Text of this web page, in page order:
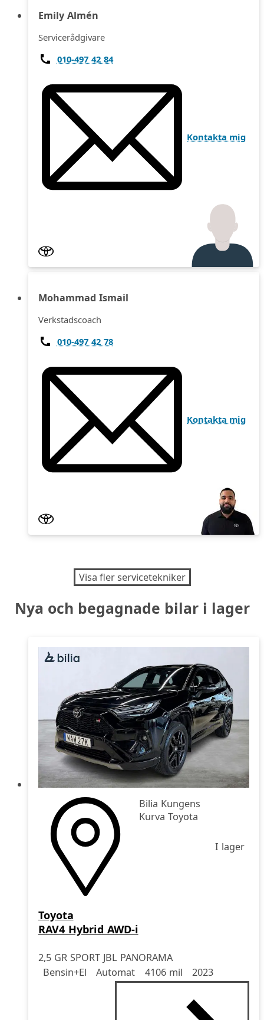
Emily Almén
Servicerådgivare
010-497 42 84
Kontakta mig
Mohammad Ismail
Verkstadscoach
010-497 42 78
Kontakta mig
Visa fler servicetekniker
Nya och begagnade bilar i lager
Bilia Kungens
Kurva Toyota
I lager
Toyota
RAV4 Hybrid AWD-i
2,5 GR SPORT JBL PANORAMA
Drivmedel
Bensin+El
Drivmedel Automat
Miltal 4106 mil
årsmodell 2023